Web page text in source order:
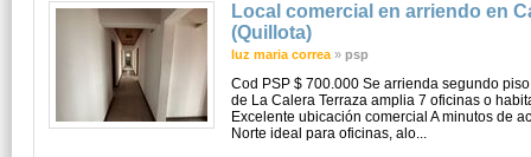
Local comercial en arriendo en
(Quillota)
luz maria correa » psp
Cod PSP $ 700.000 Se arrienda segundo
de La Calera Terraza amplia 7 oficinas o
Excelente ubicación comercial A minutos de
Norte ideal para oficinas, alo...